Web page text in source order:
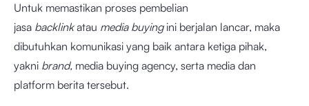
Untuk memastikan proses pembelian
jasa backlinkatau media buyingini berjalan lancar, maka
dibutuhkan komunikasi yang baik antara ketiga pihak,
yakni brand, media buying agency, serta media dan
platform berita tersebut.